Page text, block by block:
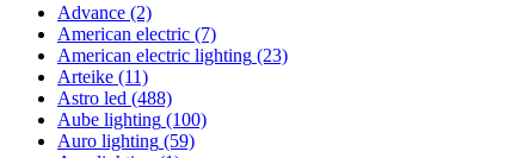
Advance (2)
American electric (7)
American electric lighting (23)
Arteike (11)
Astro led (488)
Aube lighting (100)
Auro lighting (59)